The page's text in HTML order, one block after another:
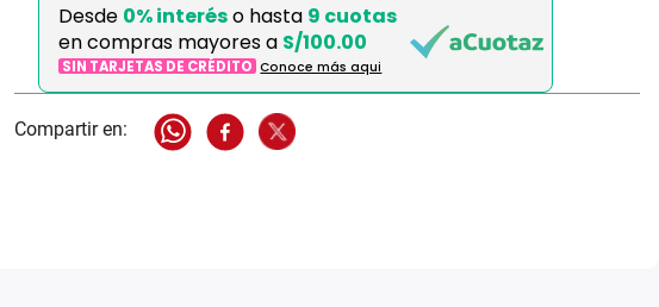
Desde 0% interéso hasta 9 cuotas
en compras mayores a S/100.00
SIN TARJETAS DE CRÉDITO Conoce más aqui